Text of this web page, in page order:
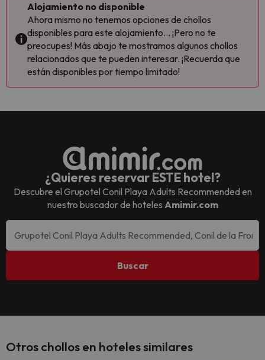
Alojamiento no disponible
Ahora mismo no tenemos opciones de chollos
disponibles para este alojamiento... ¡Pero no te
preocupes! Más abajo te mostramos algunos chollos
relacionados que te pueden interesar. ¡Recuerda que
están disponibles por tiempo limitado!
¿Quieres reservar ESTE hotel?
Descubre el Grupotel Conil Playa Adults Recommendeden
nuestro buscador de hoteles Amimir.com
Buscar
Otros chollos en hoteles similares